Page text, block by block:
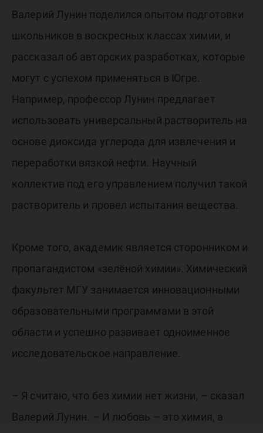
Валерий Лунин поделился опытом подготовки
школьников в воскресных классах химии, и
рассказал об авторских разработках, которые
могут с успехом применяться в Югре.
Например, профессор Лунин предлагает
использовать универсальный растворитель на
основе диоксида углерода для извлечения и
переработки вязкой нефти. Научный
коллектив под его управлением получил такой
растворитель и провел испытания вещества.
Кроме того, академик является сторонником и
пропагандистом «зелёной химии». Химический
факультет МГУ занимается инновационными
образовательными программами в этой
области и успешно развивает одноименное
исследовательское направление.
– Я считаю, что без химии нет жизни, – сказал
Валерий Лунин. – И любовь – это химия, а